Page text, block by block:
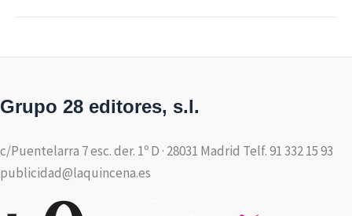
Grupo 28 editores, s.l.
c/Puentelarra 7 esc. der. 1º D · 28031 Madrid Telf. 91 332 15 93
publicidad@laquincena.es